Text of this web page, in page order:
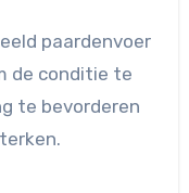
de conditie te
te bevorderen